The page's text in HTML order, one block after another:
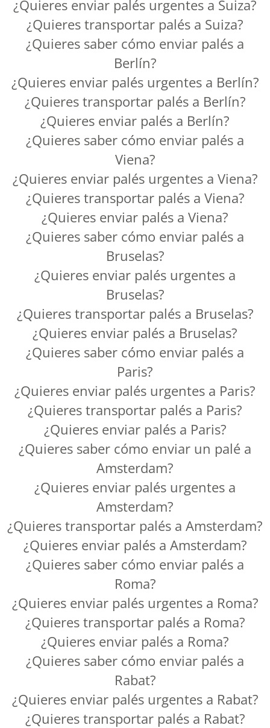
¿Quieres enviar palés urgentes a Suiza?
¿Quieres transportar palés a Suiza?
¿Quieres saber cómo enviar palés a
Berlín?
¿Quieres enviar palés urgentes a Berlín?
¿Quieres transportar palés a Berlín?
¿Quieres enviar palés a Berlín?
¿Quieres saber cómo enviar palés a
Viena?
¿Quieres enviar palés urgentes a Viena?
¿Quieres transportar palés a Viena?
¿Quieres enviar palés a Viena?
¿Quieres saber cómo enviar palés a
Bruselas?
¿Quieres enviar palés urgentes a
Bruselas?
¿Quieres transportar palés a Bruselas?
¿Quieres enviar palés a Bruselas?
¿Quieres saber cómo enviar palés a
Paris?
¿Quieres enviar palés urgentes a Paris?
¿Quieres transportar palés a Paris?
¿Quieres enviar palés a Paris?
¿Quieres saber cómo enviar un palé a
Amsterdam?
¿Quieres enviar palés urgentes a
Amsterdam?
¿Quieres transportar palés a Amsterdam?
¿Quieres enviar palés a Amsterdam?
¿Quieres saber cómo enviar palés a
Roma?
¿Quieres enviar palés urgentes a Roma?
¿Quieres transportar palés a Roma?
¿Quieres enviar palés a Roma?
¿Quieres saber cómo enviar palés a
Rabat?
¿Quieres enviar palés urgentes a Rabat?
¿Quieres transportar palés a Rabat?